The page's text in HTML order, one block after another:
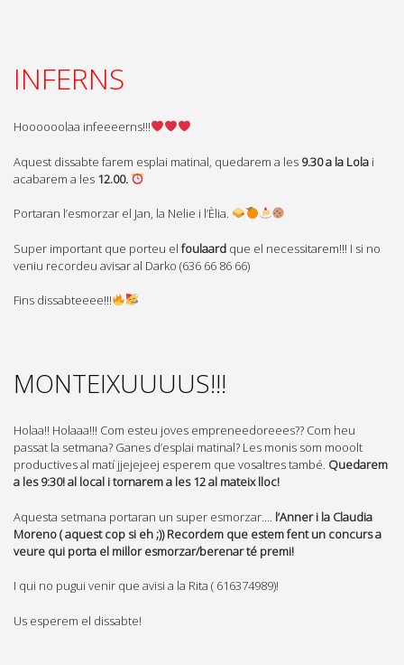
INFERNS
Hoooooolaa infeeeerns!!!
Aquest dissabte farem esplai matinal, quedarem a les 9.30 a la Lola i
acabarem a les 12.00.
Portaran l’esmorzar el Jan, la Nelie i l’Èlia.
Super important que porteu el foulaard que el necessitarem!!! I si no
veniu recordeu avisar al Darko (636 66 86 66)
Fins dissabteeee!!!
MONTEIXUUUUS!!!
Holaa!! Holaaa!!! Com esteu joves empreneedoreees?? Com heu
passat la setmana? Ganes d’esplai matinal? Les monis som mooolt
productives al matí jjejejeej esperem que vosaltres també. Quedarem
a les 9:30! al local i tornarem a les 12 al mateix lloc!
Aquesta setmana portaran un super esmorzar…. l’Anner i la Claudia
Moreno ( aquest cop si eh ;)) Recordem que estem fent un concurs a
veure qui porta el millor esmorzar/berenar té premi!
I qui no pugui venir que avisi a la Rita ( 616374989)!
Us esperem el dissabte!